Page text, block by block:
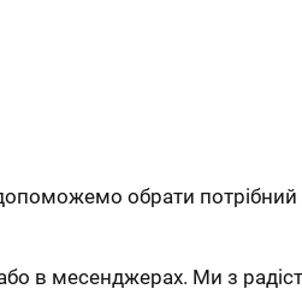
обрати потрібний
в месенджерах. Ми з